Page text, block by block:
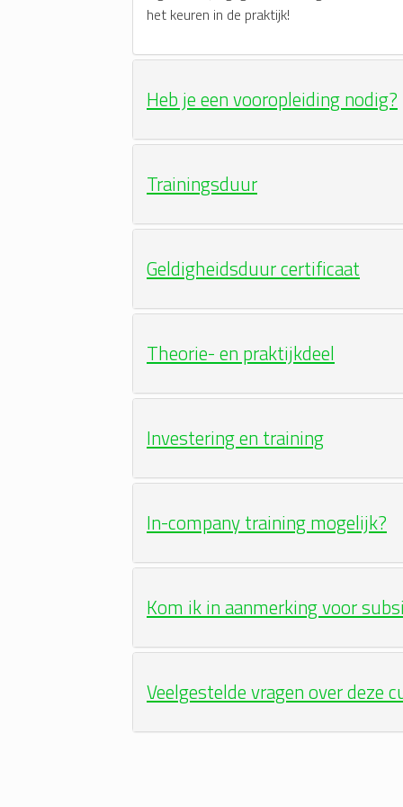
het keuren in de praktijk!
Heb je een vooropleiding nodig?
Trainingsduur
Geldigheidsduur certificaat
Theorie- en praktijkdeel
Investering en training
In-company training mogelijk?
Kom ik in aanmerking voor
Veelgestelde vragen over deze